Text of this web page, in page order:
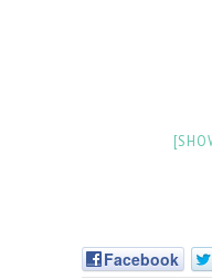
Facebook